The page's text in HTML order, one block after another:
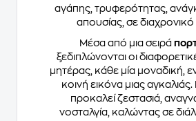
αγάπης, τρυφερότητας,
απουσίας, σε διαχρονικό
Μέσα από μια σειρά
ξεδιπλώνονται οι
μητέρας, κάθε μία μοναδική,
κοινή εικόνα μιας
προκαλεί ζεστασιά,
νοσταλγία, καλώντας σε